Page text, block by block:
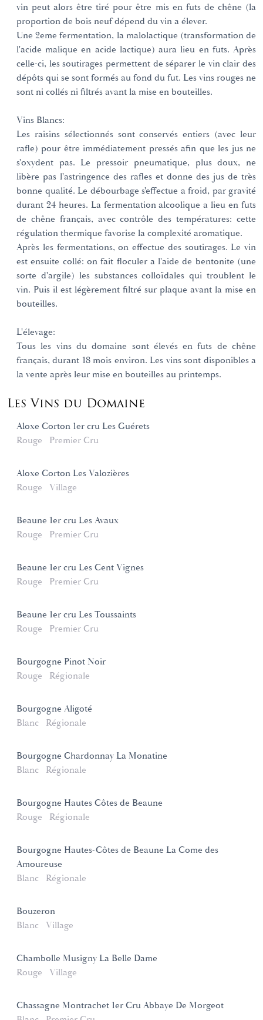
vin peut alors être tiré pour être mis en futs de chêne (la
proportion de bois neuf dépend du vin a élever.
Une 2eme fermentation, la malolactique (transformation de
l'acide malique en acide lactique) aura lieu en futs. Après
celle-ci, les soutirages permettent de séparer le vin clair des
dépôts qui se sont formés au fond du fut. Les vins rouges ne
sont ni collés ni filtrés avant la mise en bouteilles.
Vins Blancs:
Les raisins sélectionnés sont conservés entiers (avec leur
rafle) pour être immédiatement pressés afin que les jus ne
s'oxydent pas. Le pressoir pneumatique, plus doux, ne
libère pas l'astringence des rafles et donne des jus de très
bonne qualité. Le débourbage s'effectue a froid, par gravité
durant 24 heures. La fermentation alcoolique a lieu en futs
de chêne français, avec contrôle des températures: cette
régulation thermique favorise la complexité aromatique.
Après les fermentations, on effectue des soutirages. Le vin
est ensuite collé: on fait floculer a l'aide de bentonite (une
sorte d'argile) les substances colloïdales qui troublent le
vin. Puis il est légèrement filtré sur plaque avant la mise en
bouteilles.
L'élevage:
Tous les vins du domaine sont élevés en futs de chêne
français, durant 18 mois environ. Les vins sont disponibles a
la vente après leur mise en bouteilles au printemps.
Les Vins du Domaine
Aloxe Corton 1er cru Les Guérets
Rouge
Premier Cru
Aloxe Corton Les Valozières
Rouge
Village
Beaune 1er cru Les Avaux
Rouge
Premier Cru
Beaune 1er cru Les Cent Vignes
Rouge
Premier Cru
Beaune 1er cru Les Toussaints
Rouge
Premier Cru
Bourgogne Pinot Noir
Rouge
Régionale
Bourgogne Aligoté
Blanc
Régionale
Bourgogne Chardonnay La Monatine
Blanc
Régionale
Bourgogne Hautes Côtes de Beaune
Rouge
Régionale
Bourgogne Hautes-Côtes de Beaune La Come des
Amoureuse
Blanc
Régionale
Bouzeron
Blanc
Village
Chambolle Musigny La Belle Dame
Rouge
Village
Chassagne Montrachet 1er Cru Abbaye De Morgeot